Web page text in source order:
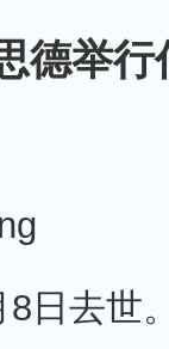
德举行
日去世